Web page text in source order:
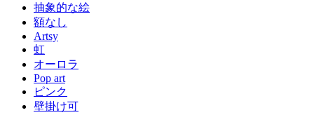
抽象的な絵
額なし
Artsy
虹
オーロラ
Pop art
ピンク
壁掛け可